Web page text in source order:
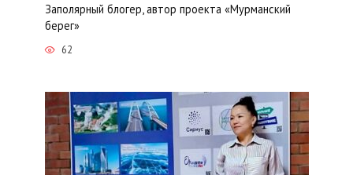
Заполярный блогер, автор проекта «Мурманский
берег»
62